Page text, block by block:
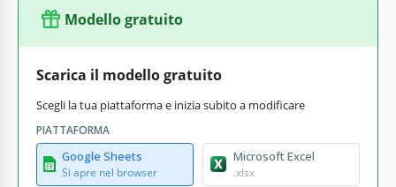
Modello gratuito
Scarica il modello gratuito
Scegli la tua piattaforma e inizia subito a modificare
PIATTAFORMA
Google Sheets
Si apre nel browser
Microsoft Excel
.xlsx